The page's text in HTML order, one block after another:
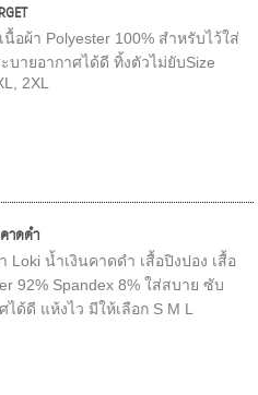
นื้อผ้า Polyester 100% สำหรับไว้ใส่
บายอากาศได้ดี ทิ้งตัวไม่ยับSize
2XL
าดดำ
Loki น้ำเงินคาดดำ เสื้อปิงปอง เสื้อ
92% Spandex 8% ใส่สบาย ซับ
ได้ดี แห้งไว มีให้เลือก S M L